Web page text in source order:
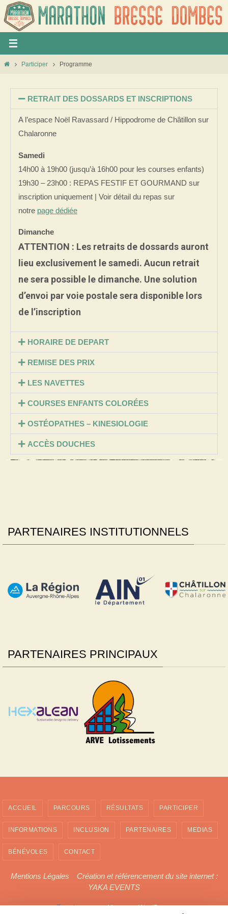
Participer Programme
RETRAIT DES DOSSARDS ET INSCRIPTIONS
A l’espace Noël Ravassard / Hippodrome de Châtillon sur
Chalaronne
Samedi
14h00 à 19h00 (jusqu’à 16h00 pour les courses enfants)
19h30 – 23h00 : REPAS FESTIF ET GOURMAND sur
inscription uniquement | Voir détail du repas sur
notre page dédiée
Dimanche
ATTENTION : Les retraits de dossards auront
lieu exclusivement le samedi. Aucun retrait
ne sera possible le dimanche. Une solution
d’envoi par voie postale sera disponible lors
de l’inscription
HORAIRE DE DEPART
REMISE DES PRIX
LES NAVETTES
COURSES ENFANTS COLORÉES
OSTÉOPATHES – KINESIOLOGIE
ACCÈS DOUCHES
PARTENAIRES INSTITUTIONNELS
PARTENAIRES PRINCIPAUX
ACCUEIL PARCOURS RÉSULTATS PARTICIPER
INFORMATIONS INCLUSION PARTENAIRES MEDIAS
BÉNÉVOLES CONTACT
Mentions Légales
Création et référencement du site internet :
YAKA EVENTS
Fonctionne avecNirvana&WordPress.
Panneau de gestion des cookies